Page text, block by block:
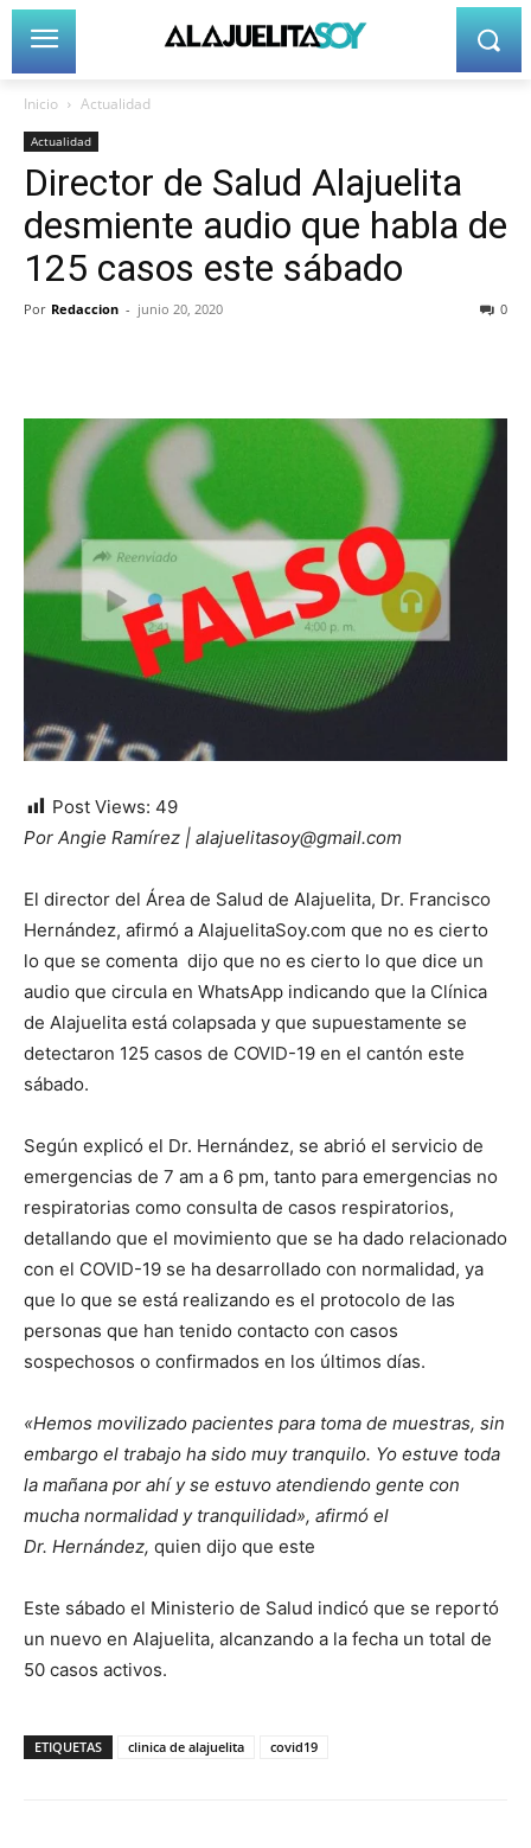
Inicio Actualidad
Actualidad
Director de Salud Alajuelita
desmiente audio que habla de
125 casos este sábado
Por Redaccion - junio 20, 2020 0
Post Views: 49
Por Angie Ramírez | alajuelitasoy@gmail.com
El director del Área de Salud de Alajuelita, Dr. Francisco
Hernández, afirmó a AlajuelitaSoy.com que no es cierto
lo que se comenta dijo que no es cierto lo que dice un
audio que circula en WhatsApp indicando que la Clínica
de Alajuelita está colapsada y que supuestamente se
detectaron 125 casos de COVID-19 en el cantón este
sábado.
Según explicó el Dr. Hernández, se abrió el servicio de
emergencias de 7 am a 6 pm, tanto para emergencias no
respiratorias como consulta de casos respiratorios,
detallando que el movimiento que se ha dado relacionado
con el COVID-19 se ha desarrollado con normalidad, ya
que lo que se está realizando es el protocolo de las
personas que han tenido contacto con casos
sospechosos o confirmados en los últimos días.
«Hemos movilizado pacientes para toma de muestras, sin
embargo el trabajo ha sido muy tranquilo. Yo estuve toda
la mañana por ahí y se estuvo atendiendo gente con
mucha normalidad y tranquilidad», afirmó el
Dr. Hernández, quien dijo que este
Este sábado el Ministerio de Salud indicó que se reportó
un nuevo en Alajuelita, alcanzando a la fecha un total de
50 casos activos.
ETIQUETAS clinica de alajuelita covid19